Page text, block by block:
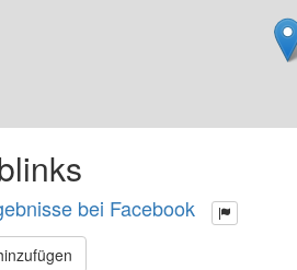
bei Facebook